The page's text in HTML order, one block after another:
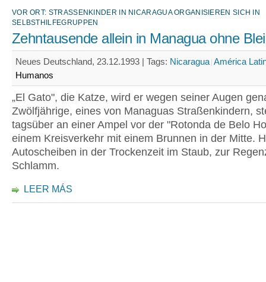
VOR ORT: STRASSENKINDER IN NICARAGUA ORGANISIEREN SICH IN S
ELBSTHILFEGRUPPEN
Zehntausende allein in Managua ohne
Neues Deutschland, 23.12.1993 | Tags: Nicaragua América
Humanos
„El Gato", die Katze, wird er wegen seiner Augen
Zwölfjährige, eines von Managuas Straßenkindern,
tagsüber an einer Ampel vor der "Rotonda de Belo
einem Kreisverkehr mit einem Brunnen in der Mitte.
Autoscheiben in der Trockenzeit im Staub, zur
Schlamm.
LEER MÁS